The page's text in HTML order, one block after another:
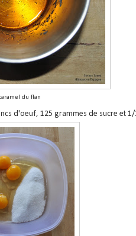
du flan
d'oeuf, 125 grammes de sucre et